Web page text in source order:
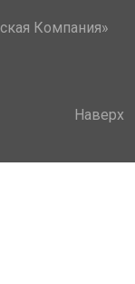
Компания»
Наверх